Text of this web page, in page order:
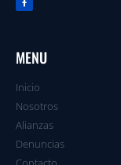
MENU
Inicio
Nosotros
Alianzas
Denuncias